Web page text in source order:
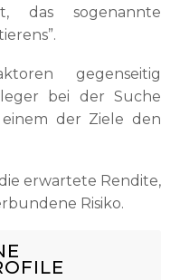
das sogenannte
gegenseitig
bei der Suche
der Ziele den
erwartete Rendite,
Risiko.